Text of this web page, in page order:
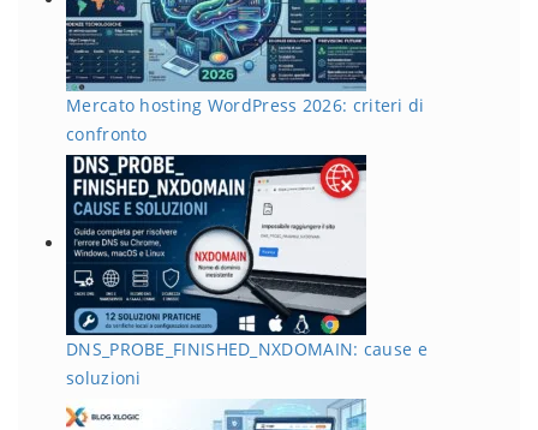
Mercato hosting WordPress 2026: criteri di
confronto
DNS_PROBE_FINISHED_NXDOMAIN: cause e
soluzioni